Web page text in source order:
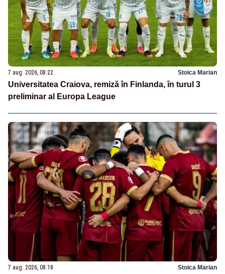
7 aug. 2026, 08:22 Stoica Marian
Universitatea Craiova, remiză în Finlanda, în turul 3
preliminar al Europa League
7 aug. 2026, 08:18 Stoica Marian